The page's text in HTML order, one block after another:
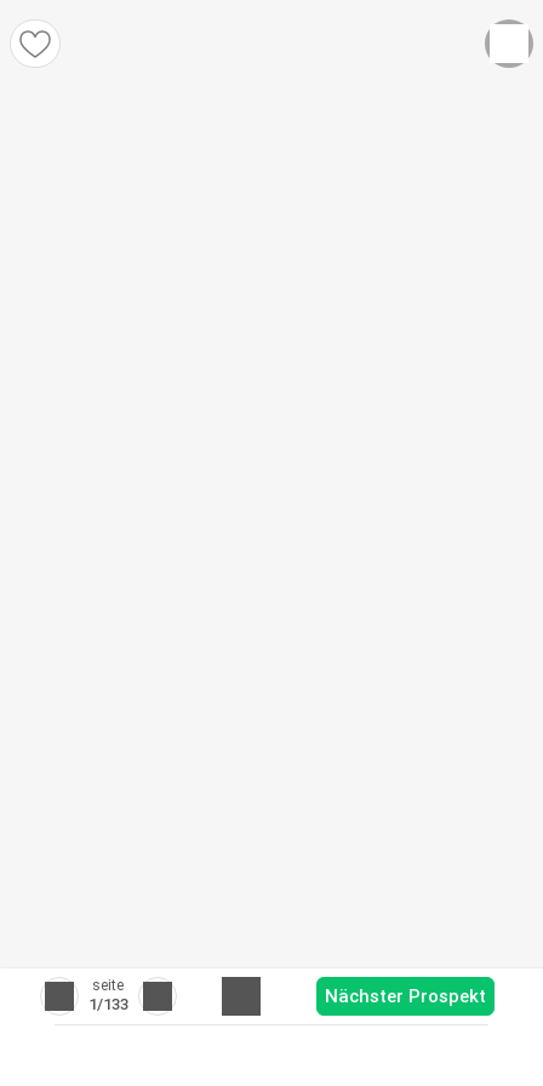
seite
1/133 Nächster Prospekt